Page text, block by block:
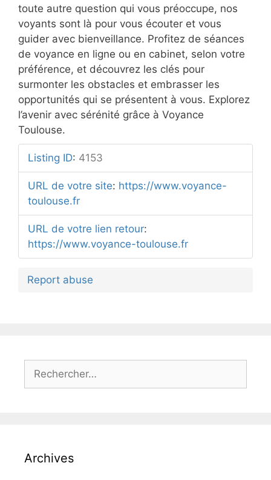
toute autre question qui vous préoccupe, nos
voyants sont là pour vous écouter et vous
guider avec bienveillance. Profitez de séances
de voyance en ligne ou en cabinet, selon votre
préférence, et découvrez les clés pour
surmonter les obstacles et embrasser les
opportunités qui se présentent à vous. Explorez
l’avenir avec sérénité grâce à Voyance
Toulouse.
Listing ID: 4153
URL de votre site: https://www.voyance-
toulouse.fr
URL de votre lien retour:
https://www.voyance-toulouse.fr
Report abuse
Archives